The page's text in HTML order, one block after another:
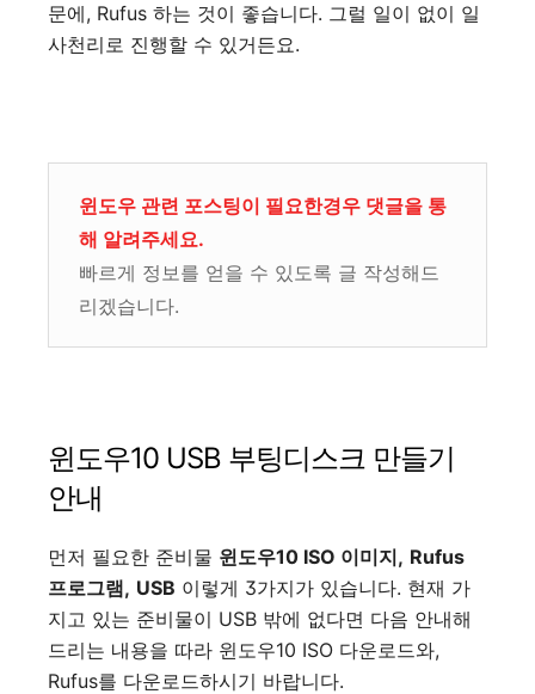
문에, Rufus 하는 것이 좋습니다. 그럴 일이 없이 일
사천리로 진행할 수 있거든요.
윈도우 관련 포스팅이 필요한경우 댓글을 통
해 알려주세요.
빠르게 정보를 얻을 수 있도록 글 작성해드
리겠습니다.
윈도우10 USB 부팅디스크 만들기
안내
먼저 필요한 준비물 윈도우10 ISO 이미지, Rufus
프로그램, USB 이렇게 3가지가 있습니다. 현재 가
지고 있는 준비물이 USB 밖에 없다면 다음 안내해
드리는 내용을 따라 윈도우10 ISO 다운로드와,
Rufus를 다운로드하시기 바랍니다.